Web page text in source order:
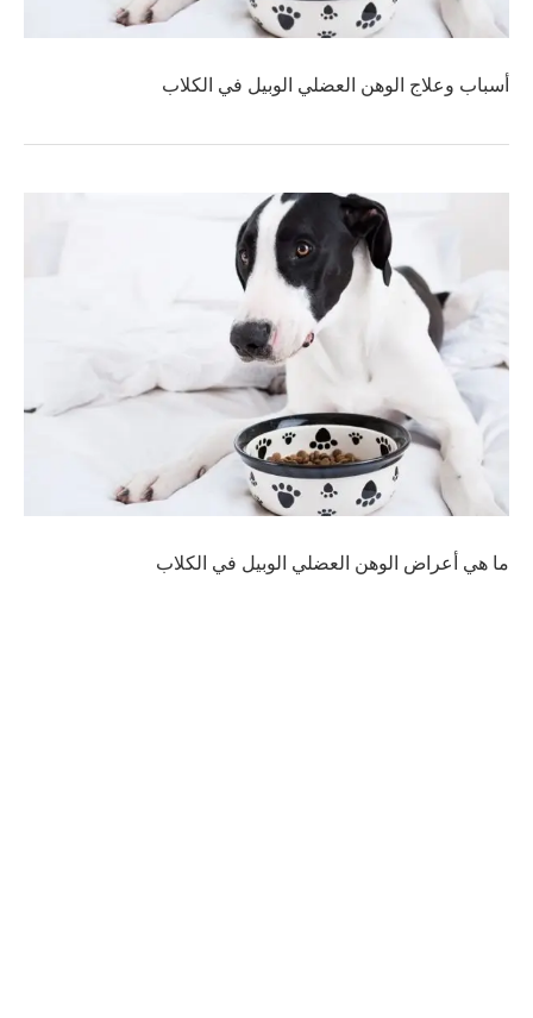
أسباب وعلاج الوهن العضلي الوبيل في الكلاب
ما هي أعراض الوهن العضلي الوبيل في الكلاب